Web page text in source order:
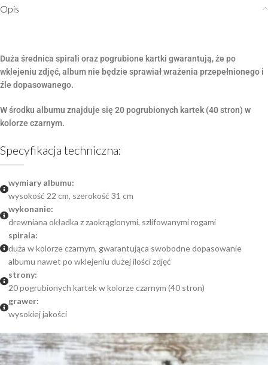
Opis
Duża średnica spirali oraz pogrubione kartki gwarantują, że po
wklejeniu zdjęć, album nie będzie sprawiał wrażenia przepełnionego i
źle dopasowanego.
W środku albumu znajduje się 20 pogrubionych kartek (40 stron) w
kolorze czarnym.
Specyfikacja techniczna:
wymiary albumu:
wysokość 22 cm, szerokość 31 cm
wykonanie:
drewniana okładka z zaokrąglonymi, szlifowanymi rogami
spirala:
duża w kolorze czarnym, gwarantująca swobodne dopasowanie
albumu nawet po wklejeniu dużej ilości zdjęć
strony:
20 pogrubionych kartek w kolorze czarnym (40 stron)
grawer:
wysokiej jakości